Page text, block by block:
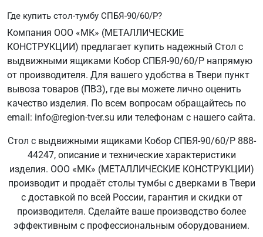
Где купить стол-тумбу СПБЯ-90/60/Р?
Компания ООО «МК» (МЕТАЛЛИЧЕСКИЕ
КОНСТРУКЦИИ) предлагает купить надежный Стол с
выдвижными ящиками Кобор СПБЯ-90/60/Р напрямую
от производителя. Для вашего удобства в Твери пункт
вывоза товаров (ПВЗ), где вы можете лично оценить
качество изделия. По всем вопросам обращайтесь по
email: info@region-tver.su или телефонам с нашего сайта.
Стол с выдвижными ящиками Кобор СПБЯ-90/60/Р 888-
44247, описание и технические характеристики
изделия. ООО «МК» (МЕТАЛЛИЧЕСКИЕ КОНСТРУКЦИИ)
производит и продаёт столы тумбы с дверками в Твери
с доставкой по всей России, гарантия и скидки от
производителя. Сделайте ваше производство более
эффективным с профессиональным оборудованием.